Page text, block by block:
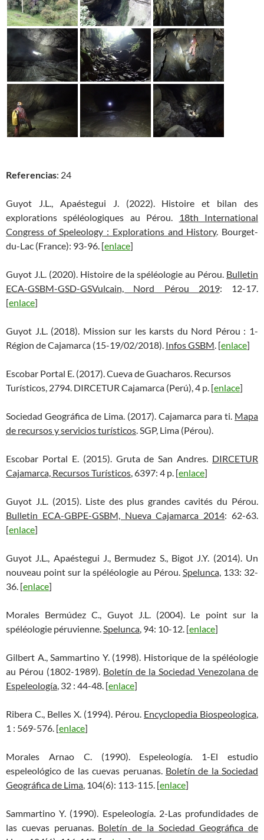
Referencias: 24
Guyot J.L., Apaéstegui J. (2022). Histoire et bilan des
explorations spéléologiques au Pérou. 18th International
Congress of Speleology : Explorations and History. Bourget-
du-Lac (France): 93-96. [enlace]
Guyot J.L. (2020). Histoire de la spéléologie au Pérou. Bulletin
ECA-GSBM-GSD-GSVulcain, Nord Pérou 2019: 12-17.
[enlace]
Guyot J.L. (2018). Mission sur les karsts du Nord Pérou : 1-
Région de Cajamarca (15-19/02/2018). Infos GSBM. [enlace]
Escobar Portal E. (2017). Cueva de Guacharos. Recursos
Turísticos, 2794. DIRCETUR Cajamarca (Perú), 4 p. [enlace]
Sociedad Geográfica de Lima. (2017). Cajamarca para ti. Mapa
de recursos y servicios turísticos. SGP, Lima (Pérou).
Escobar Portal E. (2015). Gruta de San Andres. DIRCETUR
Cajamarca, Recursos Turísticos, 6397: 4 p. [enlace]
Guyot J.L. (2015). Liste des plus grandes cavités du Pérou.
Bulletin ECA-GBPE-GSBM, Nueva Cajamarca 2014: 62-63.
[enlace]
Guyot J.L., Apaéstegui J., Bermudez S., Bigot J.Y. (2014). Un
nouveau point sur la spéléologie au Pérou. Spelunca,133: 32-
36. [enlace]
Morales Bermúdez C., Guyot J.L. (2004). Le point sur la
spéléologie péruvienne.Spelunca, 94: 10-12. [enlace]
Gilbert A., Sammartino Y. (1998). Historique de la spéléologie
au Pérou (1802-1989). Boletín de la Sociedad Venezolana de
Espeleología, 32 : 44-48. [enlace]
Ribera C., Belles X. (1994). Pérou. Encyclopedia Biospeologica,
1 : 569-576. [enlace]
Morales Arnao C. (1990). Espeleología. 1-El estudio
espeleológico de las cuevas peruanas. Boletín de la Sociedad
Geográfica de Lima, 104(6): 113-115. [enlace]
Sammartino Y. (1990). Espeleología. 2-Las profundidades de
las cuevas peruanas. Boletín de la Sociedad Geográfica de